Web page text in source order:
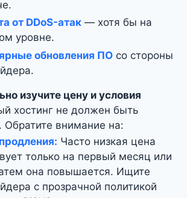
от DDoS-атак — хотя бы на
уровне.
обновления ПО со стороны
изучите цену и условия
хостинг не должен быть
Обратите внимание на:
Часто низкая цена
только на первый месяц или
она повышается. Ищите
с прозрачной политикой